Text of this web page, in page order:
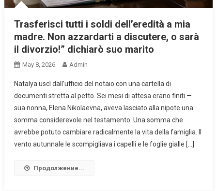
Trasferisci tutti i soldi dell’eredità a mia
madre. Non azzardarti a discutere, o sarà
il divorzio!” dichiarò suo marito
May 8, 2026 Admin
Natalya uscì dall’ufficio del notaio con una cartella di
documenti stretta al petto. Sei mesi di attesa erano finiti —
sua nonna, Elena Nikolaevna, aveva lasciato alla nipote una
somma considerevole nel testamento. Una somma che
avrebbe potuto cambiare radicalmente la vita della famiglia. Il
vento autunnale le scompigliava i capelli e le foglie gialle […]
Продолжение...